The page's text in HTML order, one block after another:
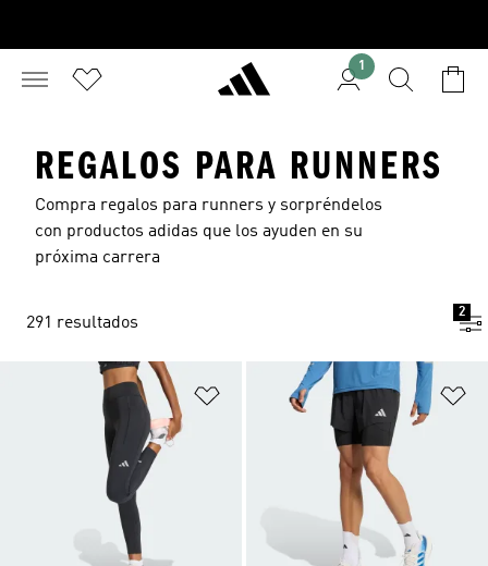
1
REGALOS PARA RUNNERS
Compra regalos para runners y sorpréndelos
con productos adidas que los ayuden en su
próxima carrera
291 resultados
2
Añadir a la lista de deseos